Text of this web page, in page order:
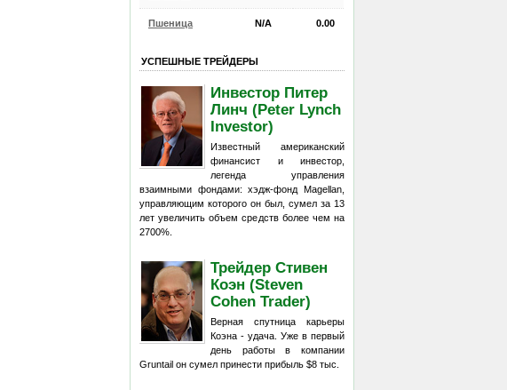
Пшеница N/A 0.00
УСПЕШНЫЕ ТРЕЙДЕРЫ
Инвестор Питер
Линч (Peter Lynch
Investor)
Известный американский
финансист и инвестор,
легенда управления
взаимными фондами: хэдж-фонд Magellan,
управляющим которого он был, сумел за 13
лет увеличить объем средств более чем на
2700%.
Трейдер Стивен
Коэн (Steven
Cohen Trader)
Верная спутница карьеры
Коэна - удача. Уже в первый
день работы в компании
Gruntail он сумел принести прибыль $8 тыс.